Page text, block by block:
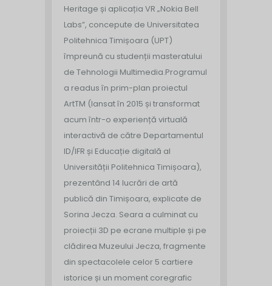
Heritage și aplicația VR „Nokia Bell
Labs”, concepute de Universitatea
Politehnica Timișoara (UPT)
împreună cu studenții masteratului
de Tehnologii Multimedia.Programul
a readus în prim-plan proiectul
ArtTM (lansat în 2015 și transformat
acum într-o experiență virtuală
interactivă de către Departamentul
ID/IFR și Educație digitală al
Universității Politehnica Timișoara),
prezentând 14 lucrări de artă
publică din Timișoara, explicate de
Sorina Jecza. Seara a culminat cu
proiecții 3D pe ecrane multiple și pe
clădirea Muzeului Jecza, fragmente
din spectacolele celor 5 cartiere
istorice și un moment coregrafic